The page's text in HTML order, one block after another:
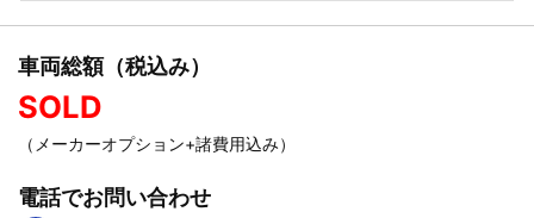
車両総額（税込み）
SOLD
（メーカーオプション+諸費用込み）
電話でお問い合わせ